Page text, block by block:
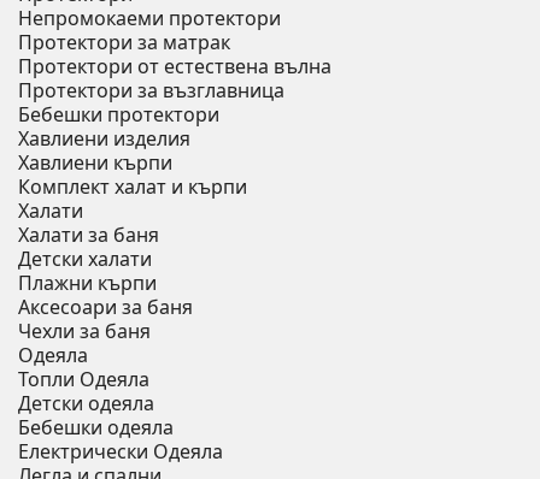
Непромокаеми протектори
Протектори за матрак
Протектори от естествена вълна
Протектори за възглавница
Бебешки протектори
Хавлиени изделия
Хавлиени кърпи
Комплект халат и кърпи
Халати
Халати за баня
Детски халати
Плажни кърпи
Аксесоари за баня
Чехли за баня
Одеяла
Топли Одеяла
Детски одеяла
Бебешки одеяла
Електрически Одеяла